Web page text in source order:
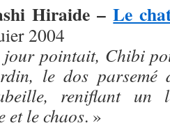
Hiraide –Le
2004
jour pointait, Chibi
le dos parsemé
reniflant un
et le chaos. »